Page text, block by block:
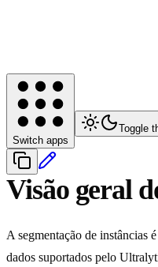
Switch apps
Toggle
Visão geral
A segmentação de instâncias
dados suportados pelo